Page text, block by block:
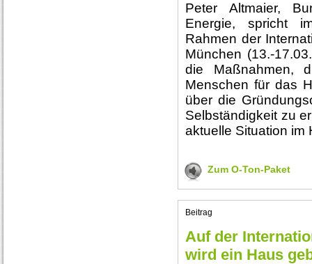
Peter Altmaier,
Energie, spricht
Rahmen der
München (13.-
die Maßnahmen,
Menschen für das
über die
Selbständigkeit zu
aktuelle Situation
Zum O-Ton-Paket
Beitrag
Auf der
wird ein Haus